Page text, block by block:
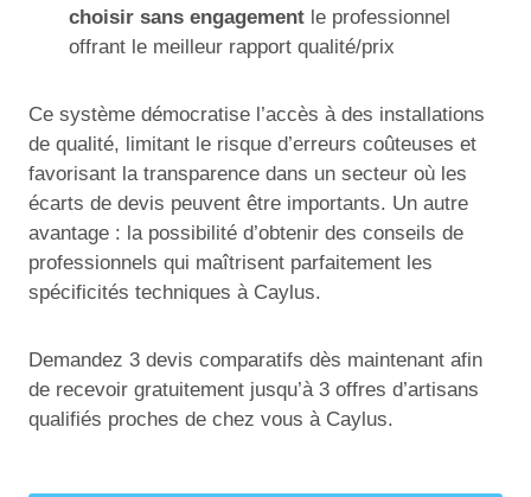
choisir sans engagement le professionnel
offrant le meilleur rapport qualité/prix
Ce système démocratise l’accès à des installations
de qualité, limitant le risque d’erreurs coûteuses et
favorisant la transparence dans un secteur où les
écarts de devis peuvent être importants. Un autre
avantage : la possibilité d’obtenir des conseils de
professionnels qui maîtrisent parfaitement les
spécificités techniques à Caylus.
Demandez 3 devis comparatifs dès maintenant afin
de recevoir gratuitement jusqu’à 3 offres d’artisans
qualifiés proches de chez vous à Caylus.